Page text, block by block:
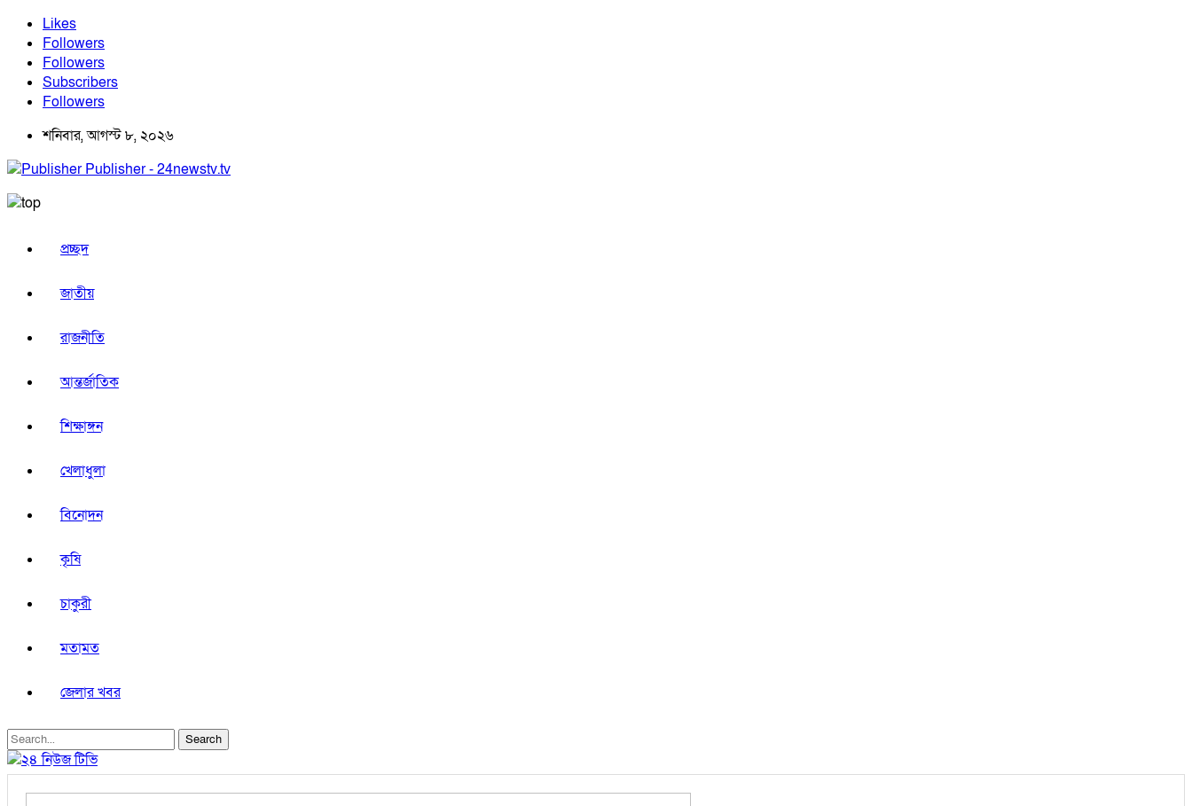
Likes
Followers
Followers
Subscribers
Followers
শনিবার, আগস্ট ৮, ২০২৬
Publisher - 24newstv.tv
প্রচ্ছদ
জাতীয়
রাজনীতি
আন্তর্জাতিক
শিক্ষাঙ্গন
খেলাধুলা
বিনোদন
কৃষি
চাকুরী
মতামত
জেলার খবর